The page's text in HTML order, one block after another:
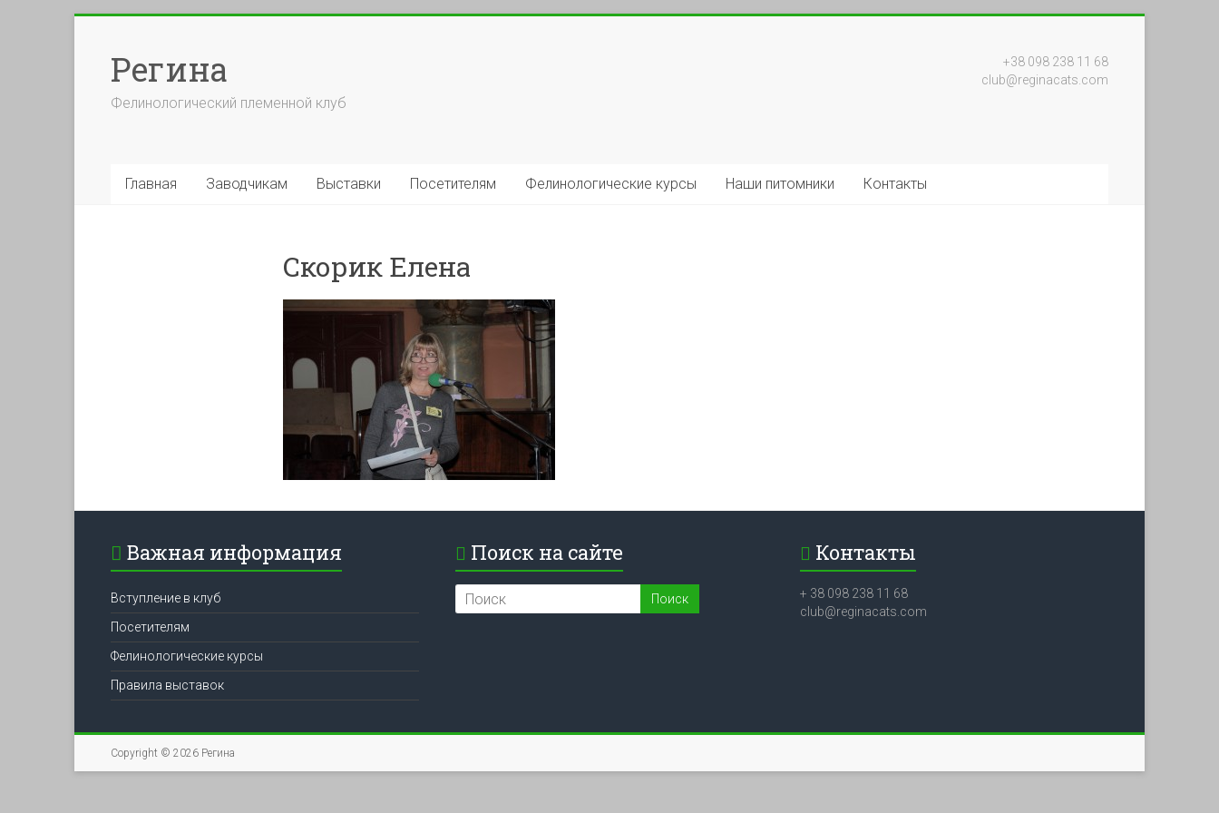
содержимому
Регина
Фелинологический племенной клуб
+38 098 238 11 68
club@reginacats.com
Главная Заводчикам Выставки Посетителям Фелинологические курсы Наши питомники Контакты
Скорик Елена
Важная информация
Вступление в клуб
Посетителям
Фелинологические курсы
Правила выставок
Поиск на сайте Контакты
+ 38 098 238 11 68
club@reginacats.com
Copyright © 2026 Регина